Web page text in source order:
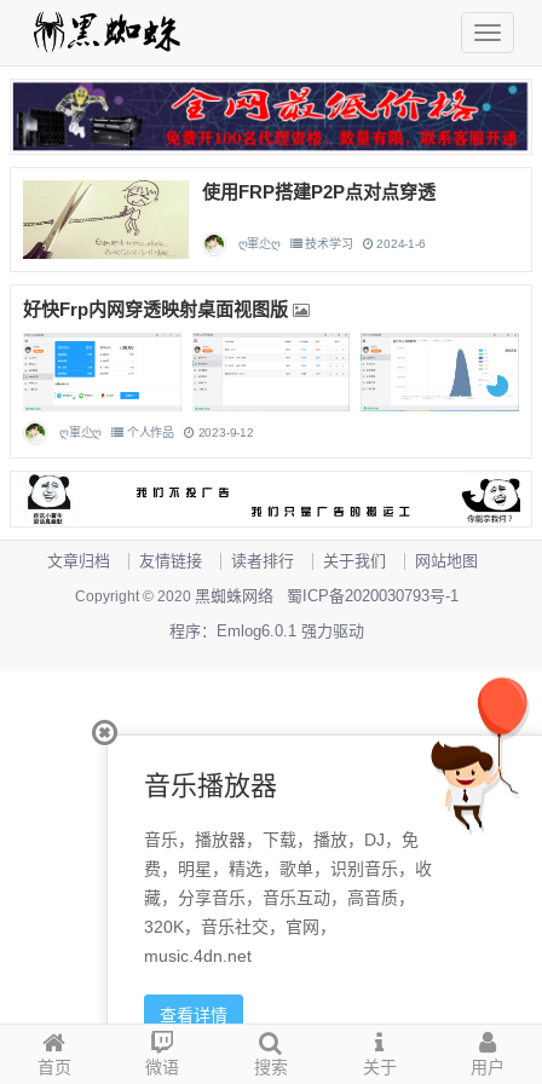
使用FRP搭建P2P点对点穿透
ღ軍尐ღ 技术学习 2024-1-6
好快Frp内网穿透映射桌面视图版
ღ軍尐ღ 个人作品 2023-9-12
首页 微语 搜索 关于 用户
文章归档 友情链接 读者排行 关于我们 网站地图
Copyright © 2020 黑蜘蛛网络
蜀ICP备2020030793号-1
程序：Emlog6.0.1 强力驱动
音乐播放器
音乐，播放器，下载，播放，DJ，免
费，明星，精选，歌单，识别音乐，收
藏，分享音乐，音乐互动，高音质，
320K，音乐社交，官网，
music.4dn.net
查看详情